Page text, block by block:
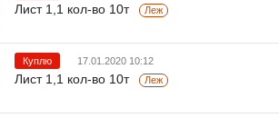
Лист 1,1 кол-во 10т Леж
Куплю 17.01.2020 10:12
Лист 1,1 кол-во 10т Леж